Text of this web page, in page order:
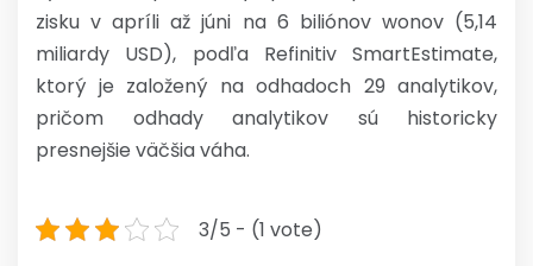
zisku v apríli až júni na 6 biliónov wonov (5,14
miliardy USD), podľa Refinitiv SmartEstimate,
ktorý je založený na odhadoch 29 analytikov,
pričom odhady analytikov sú historicky
presnejšie väčšia váha.
3/5 - (1 vote)